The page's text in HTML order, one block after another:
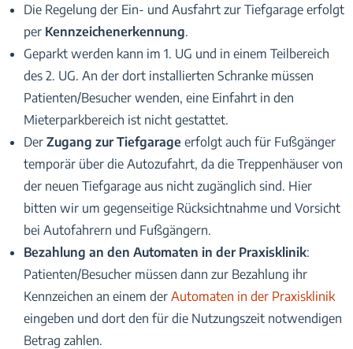
Die Regelung der Ein- und Ausfahrt zur Tiefgarage erfolgt
per Kennzeichenerkennung.
Geparkt werden kann im 1. UG und in einem Teilbereich
des 2. UG. An der dort installierten Schranke müssen
Patienten/Besucher wenden, eine Einfahrt in den
Mieterparkbereich ist nicht gestattet.
Der Zugang zur Tiefgarage erfolgt auch für Fußgänger
temporär über die Autozufahrt, da die Treppenhäuser von
der neuen Tiefgarage aus nicht zugänglich sind. Hier
bitten wir um gegenseitige Rücksichtnahme und Vorsicht
bei Autofahrern und Fußgängern.
Bezahlung an den Automaten in der Praxisklinik:
Patienten/Besucher müssen dann zur Bezahlung ihr
Kennzeichen an einem der Automaten in der Praxisklinik
eingeben und dort den für die Nutzungszeit notwendigen
Betrag zahlen.